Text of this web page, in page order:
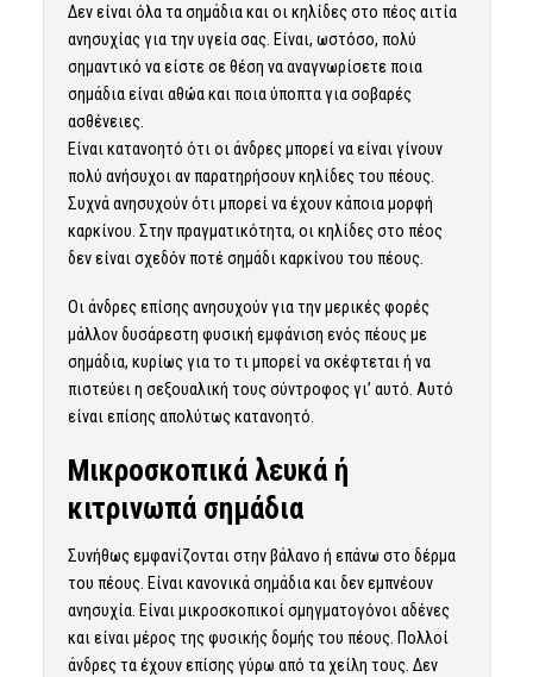
Δεν είναι όλα τα σημάδια και οι κηλίδες στο πέος αιτία
ανησυχίας για την υγεία σας. Είναι, ωστόσο, πολύ
σημαντικό να είστε σε θέση να αναγνωρίσετε ποια
σημάδια είναι αθώα και ποια ύποπτα για σοβαρές
ασθένειες.
Είναι κατανοητό ότι οι άνδρες μπορεί να είναι γίνουν
πολύ ανήσυχοι αν παρατηρήσουν κηλίδες του πέους.
Συχνά ανησυχούν ότι μπορεί να έχουν κάποια μορφή
καρκίνου. Στην πραγματικότητα, οι κηλίδες στο πέος
δεν είναι σχεδόν ποτέ σημάδι καρκίνου του πέους.
Οι άνδρες επίσης ανησυχούν για την μερικές φορές
μάλλον δυσάρεστη φυσική εμφάνιση ενός πέους με
σημάδια, κυρίως για το τι μπορεί να σκέφτεται ή να
πιστεύει η σεξουαλική τους σύντροφος γι’ αυτό. Αυτό
είναι επίσης απολύτως κατανοητό.
Μικροσκοπικά λευκά ή
κιτρινωπά σημάδια
Συνήθως εμφανίζονται στην βάλανο ή επάνω στο δέρμα
του πέους. Είναι κανονικά σημάδια και δεν εμπνέουν
ανησυχία. Είναι μικροσκοπικοί σμηγματογόνοι αδένες
και είναι μέρος της φυσικής δομής του πέους. Πολλοί
άνδρες τα έχουν επίσης γύρω από τα χείλη τους. Δεν